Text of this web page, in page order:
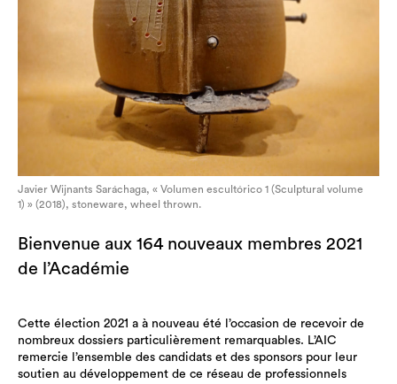
Javier Wijnants Saráchaga, « Volumen escultórico 1 (Sculptural volume
1) » (2018), stoneware, wheel thrown.
Bienvenue aux 164 nouveaux membres 2021
de l’Académie
Cette élection 2021 a à nouveau été l’occasion de recevoir de
nombreux dossiers particulièrement remarquables. L’AIC
remercie l’ensemble des candidats et des sponsors pour leur
soutien au développement de ce réseau de professionnels